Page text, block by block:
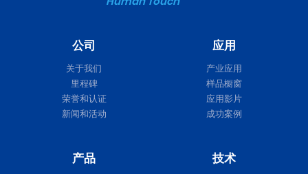
公司
关于我们
里程碑
荣誉和认证
新闻和活动
应用
产业应用
样品橱窗
应用影片
成功案例
产品 技术